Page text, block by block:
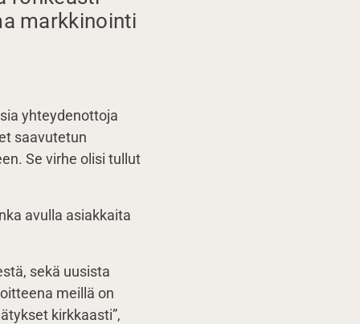
markkinointi
yhteydenottoja
saavutetun
Se virhe olisi tullut
avulla asiakkaita
sekä uusista
meillä on
kirkkaasti”,